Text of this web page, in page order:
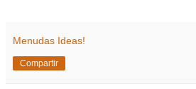
Menudas Ideas!
Compartir